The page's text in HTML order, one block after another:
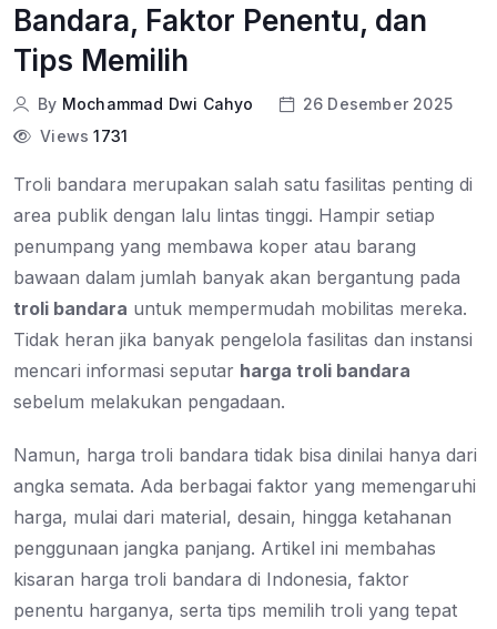
Bandara, Faktor Penentu, dan
Tips Memilih
By Mochammad Dwi Cahyo
26 Desember 2025
Views 1731
Troli bandara merupakan salah satu fasilitas penting di
area publik dengan lalu lintas tinggi. Hampir setiap
penumpang yang membawa koper atau barang
bawaan dalam jumlah banyak akan bergantung pada
troli bandara untuk mempermudah mobilitas mereka.
Tidak heran jika banyak pengelola fasilitas dan instansi
mencari informasi seputar harga troli bandara
sebelum melakukan pengadaan.
Namun, harga troli bandara tidak bisa dinilai hanya dari
angka semata. Ada berbagai faktor yang memengaruhi
harga, mulai dari material, desain, hingga ketahanan
penggunaan jangka panjang. Artikel ini membahas
kisaran harga troli bandara di Indonesia, faktor
penentu harganya, serta tips memilih troli yang tepat